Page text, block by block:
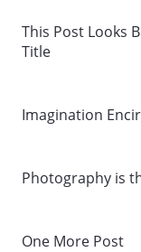
This Post Looks
Title
Imagination
Photography is
One More Post